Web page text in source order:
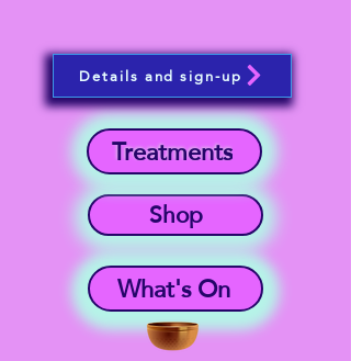
What's On
Shop
Treatments
Details and sign-up